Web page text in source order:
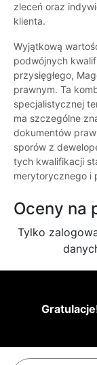
zleceń oraz
klienta.
Wyjątkową
podwójnych
przysięgłego,
prawnym. Ta
specjalistycznej
ma szczególne
dokumentów
sporów z
tych kwalifikacji
merytorycznego i
Oceny na
Tylko